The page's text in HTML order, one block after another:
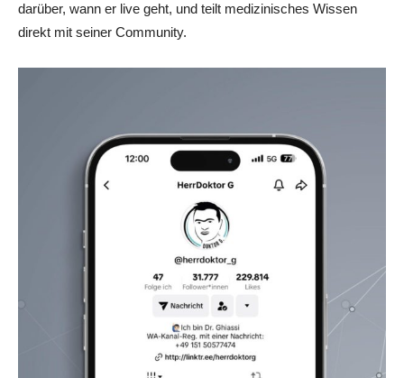
darüber, wann er live geht, und teilt medizinisches Wissen
direkt mit seiner Community.